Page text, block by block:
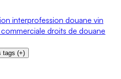
interprofession douane vin
droits de douane
tags (+)